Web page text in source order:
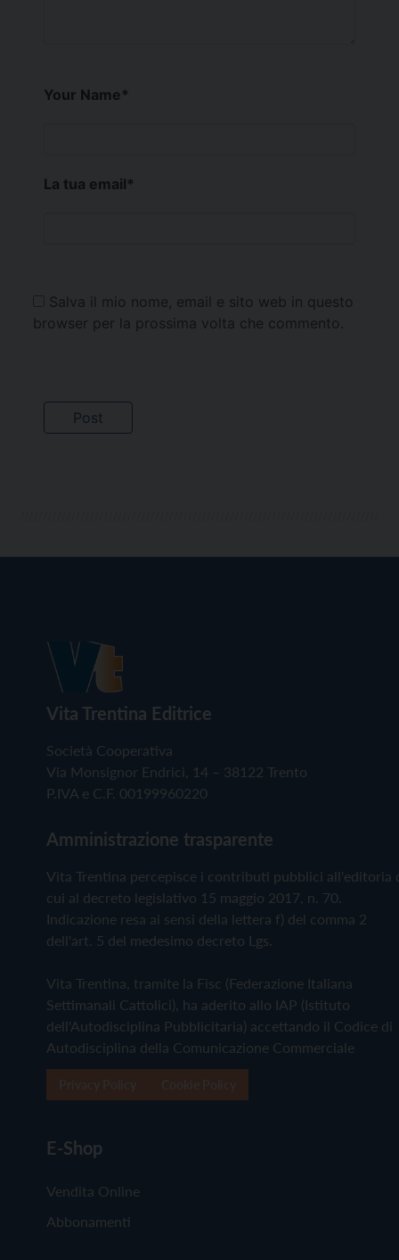
Your Name*
La tua email*
Salva il mio nome, email e sito web in questo
browser per la prossima volta che commento.
Vita Trentina Editrice
Società Cooperativa
Via Monsignor Endrici, 14 – 38122 Trento
P.IVA e C.F. 00199960220
Amministrazione trasparente
Vita Trentina percepisce i contributi pubblici all'editoria
cui al decreto legislativo 15 maggio 2017, n. 70.
Indicazione resa ai sensi della lettera f) del comma 2
dell'art. 5 del medesimo decreto Lgs.
Vita Trentina, tramite la Fisc (Federazione Italiana
Settimanali Cattolici), ha aderito allo IAP (Istituto
dell'Autodisciplina Pubblicitaria) accettando il Codice di
Autodisciplina della Comunicazione Commerciale
E-Shop
Vendita Online
Abbonamenti